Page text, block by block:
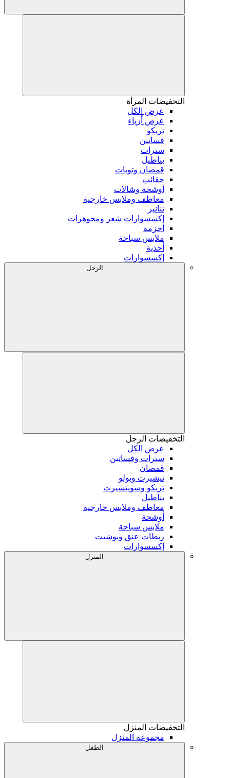
التخفيضات المرأة
عرض الكل
عرض أزياء
تريكو
فساتين
سترات
بناطيل
قمصان وتوبات
حقائب
أوشحة وشالات
معاطف وملابس خارجية
تنانير
إكسسوارات شعر ومجوهرات
أحزمة
ملابس سباحة
أحذية
إكسسوارات
الرجل
التخفيضات الرجل
عرض الكل
سترات وفساتين
قمصان
تيشيرت وبولو
تريكو وسويتشيرت
بناطيل
معاطف وملابس خارجية
أوشحة
ملابس سباحة
ربطات عنق وبوشيت
إكسسوارات
المنزل
التخفيضات المنزل
مجموعة المنزل
الطفل